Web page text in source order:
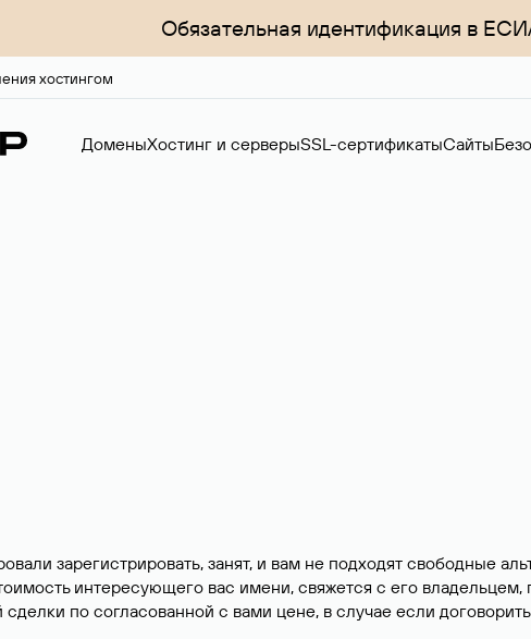
Обязательная идентификация в
хостингом
ДоменыХостинг и серверыSSL-сертификатыСайты
зарегистрировать, занят, и вам не подходят свободные
интересующего вас имени, свяжется с его
сделки по согласованной с вами цене, в случае если